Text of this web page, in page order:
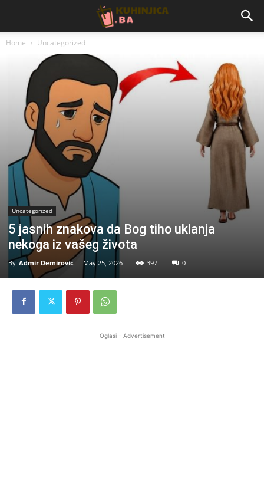
Home Uncategorized
Uncategorized
5 jasnih znakova da Bog tiho uklanja
nekoga iz vašeg života
By Admir Demirovic - May 25, 2026 397 0
Oglasi - Advertisement